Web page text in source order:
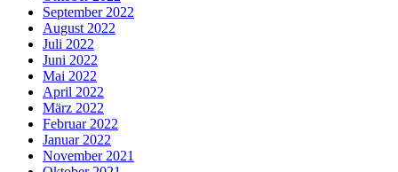
September 2022
August 2022
Juli 2022
Juni 2022
Mai 2022
April 2022
März 2022
Februar 2022
Januar 2022
November 2021